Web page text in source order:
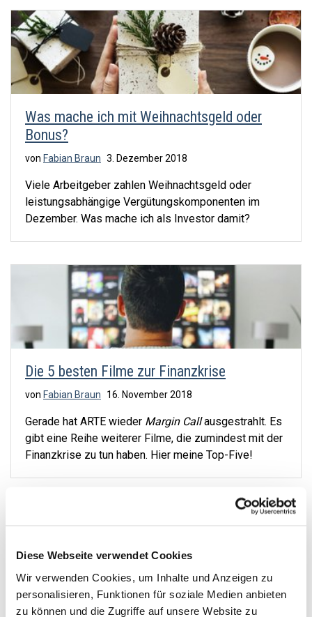
Diese Webseite verwendet Cookies
Wir verwenden Cookies, um Inhalte und Anzeigen zu
personalisieren, Funktionen für soziale Medien anbieten
zu können und die Zugriffe auf unsere Website zu
Was mache ich mit Weihnachtsgeld oder
Bonus?
von Fabian Braun 3. Dezember 2018
Viele Arbeitgeber zahlen Weihnachtsgeld oder
leistungsabhängige Vergütungskomponenten im
Dezember. Was mache ich als Investor damit?
Die 5 besten Filme zur Finanzkrise
von Fabian Braun 16. November 2018
Gerade hat ARTE wieder Margin Callausgestrahlt. Es
gibt eine Reihe weiterer Filme, die zumindest mit der
Finanzkrise zu tun haben. Hier meine Top-Five!
Pleite Lehman Brothers